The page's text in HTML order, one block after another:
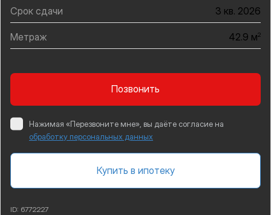
Срок сдачи 3 кв. 2026
Метраж 42.9 м2
Позвонить
Нажимая «Перезвоните мне», вы даёте согласие на
обработку персональных данных
Купить в ипотеку
ID: 6772227